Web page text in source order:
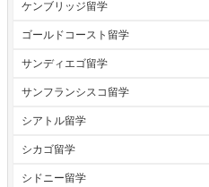
ケンブリッジ留学
ゴールドコースト留学
サンディエゴ留学
サンフランシスコ留学
シアトル留学
シカゴ留学
シドニー留学